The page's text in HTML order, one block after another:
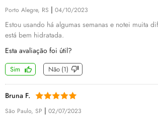
Porto Alegre, RS | 04/10/2023
Estou usando há algumas semanas e notei muita
está bem hidratada.
Esta avaliação foi útil?
Sim Não (1)
Bruna F.
São Paulo, SP | 02/07/2023